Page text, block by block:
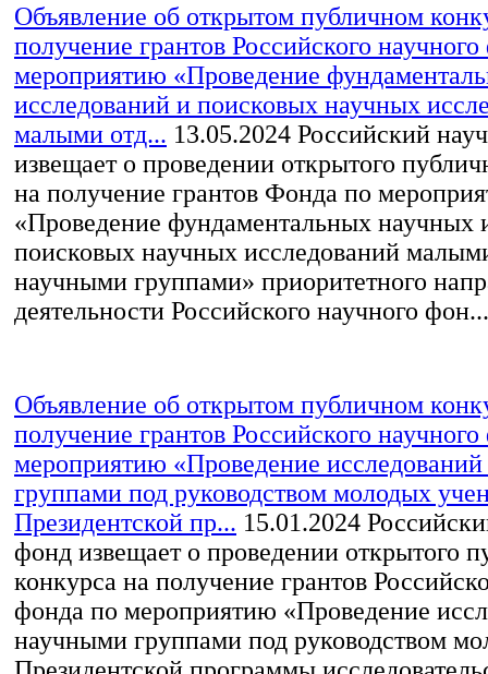
Объявление об открытом публичном
получение грантов Российского
мероприятию «Проведение
исследований и поисковых научных
малыми отд... 13.05.2024 Российский
извещает о проведении открытого
на получение грантов Фонда по
«Проведение фундаментальных научных
поисковых научных исследований
научными группами» приоритетного
деятельности Российского научного фон...
Объявление об открытом публичном
получение грантов Российского
мероприятию «Проведение
группами под руководством молодых
Президентской пр... 15.01.2024
фонд извещает о проведении открытого
конкурса на получение грантов
фонда по мероприятию «Проведение
научными группами под руководством